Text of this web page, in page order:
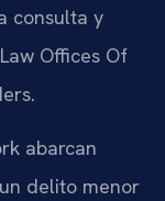
consulta y
Offices Of
abarcan
delito menor